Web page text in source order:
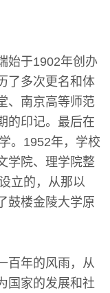
始于1902年创办
了多次更名和体
、南京高等师范
的印记。最后在
。1952年，学校
学院、理学院整
立的，从那以
鼓楼金陵大学原
百年的风雨，从
国家的发展和社